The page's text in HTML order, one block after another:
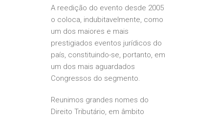
A reedição do evento desde 2005
o coloca, indubitavelmente, como
um dos maiores e mais
prestigiados eventos jurídicos do
país, constituindo-se, portanto, em
um dos mais aguardados
Congressos do segmento.
Reunimos grandes nomes do
Direito Tributário, em âmbito